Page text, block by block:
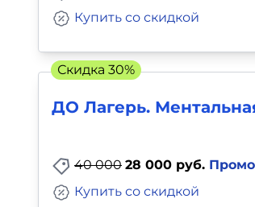
Купить со скидкой
ДО Лагерь.
40 000 28 000 руб.
Купить со скидкой
Скидка 30%